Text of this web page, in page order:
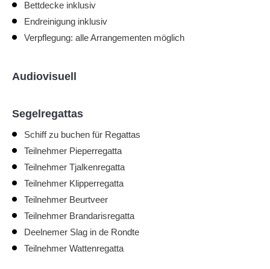
Bettdecke inklusiv
Endreinigung inklusiv
Verpflegung: alle Arrangementen möglich
Audiovisuell
Segelregattas
Schiff zu buchen für Regattas
Teilnehmer Pieperregatta
Teilnehmer Tjalkenregatta
Teilnehmer Klipperregatta
Teilnehmer Beurtveer
Teilnehmer Brandarisregatta
Deelnemer Slag in de Rondte
Teilnehmer Wattenregatta